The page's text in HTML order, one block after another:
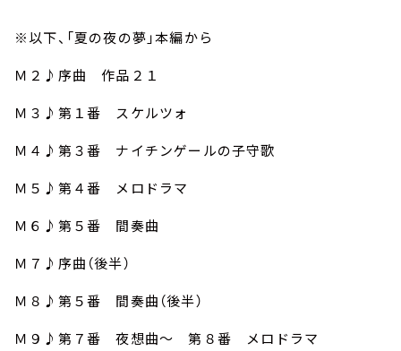
※以下、「夏の夜の夢」本編から
Ｍ２♪序曲 作品２１
Ｍ３♪第１番 スケルツォ
Ｍ４♪第３番 ナイチンゲールの子守歌
Ｍ５♪第４番 メロドラマ
Ｍ６♪第５番 間奏曲
Ｍ７♪序曲（後半）
Ｍ８♪第５番 間奏曲（後半）
Ｍ９♪第７番 夜想曲～ 第８番 メロドラマ